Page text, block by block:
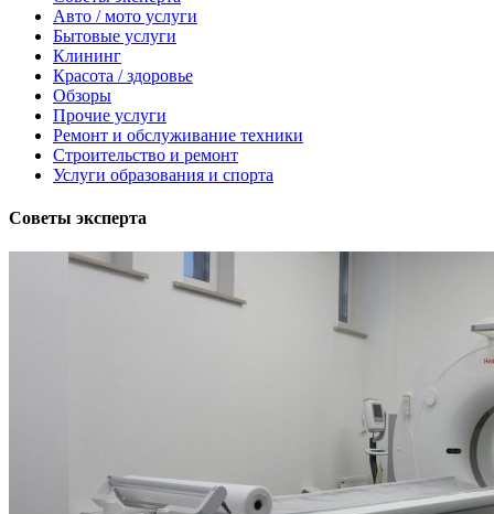
Авто / мото услуги
Бытовые услуги
Клининг
Красота / здоровье
Обзоры
Прочие услуги
Ремонт и обслуживание техники
Строительство и ремонт
Услуги образования и спорта
Советы эксперта